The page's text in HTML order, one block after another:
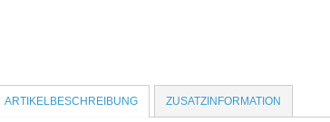
ARTIKELBESCHREIBUNG ZUSATZINFORMATION